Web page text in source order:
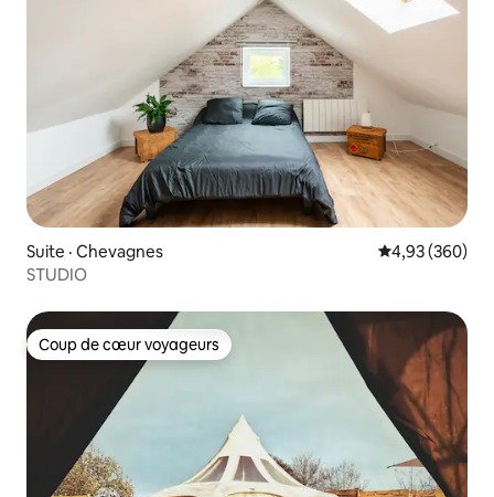
Suite · Chevagnes Note
4,93 (360)
STUDIO
Coup de cœur voyageurs
Coup de cœur voyageurs